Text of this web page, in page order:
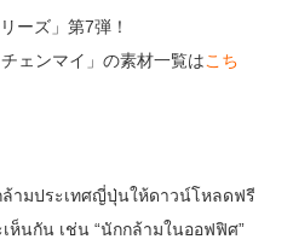
ーズ」第7弾！
ェンマイ」の素材一覧はこち
ล้ามประเทศญี่ปุ่นให้ดาวน์โหลดฟรี
ห็นกัน เช่น “นักกล้ามในออฟฟิศ”